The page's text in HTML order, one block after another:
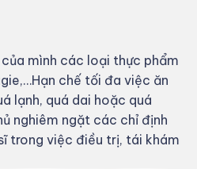
mình các loại thực phẩm
chế tối đa việc ăn
lạnh, quá dai hoặc quá
nghiêm ngặt các chỉ định
trong việc điều trị, tái khám